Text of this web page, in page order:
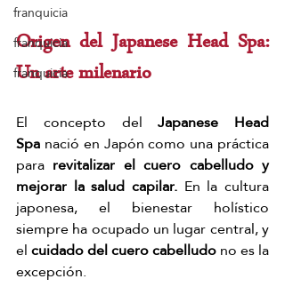
franquicia
franquicia
franquicia
Origen del Japanese Head Spa:
Un arte milenario
El concepto del Japanese Head
Spa nació en Japón como una práctica
para revitalizar el cuero cabelludo y
mejorar la salud capilar. En la cultura
japonesa, el bienestar holístico
siempre ha ocupado un lugar central, y
el cuidado del cuero cabelludo no es la
excepción.